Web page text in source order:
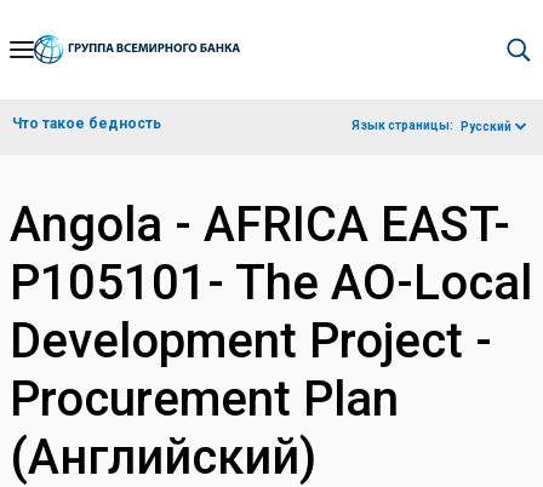
Skip
Navigation
Что такое бедность Язык страницы: Русский
Angola - AFRICA EAST-
P105101- The AO-Local
Development Project -
Procurement Plan
(Английский)